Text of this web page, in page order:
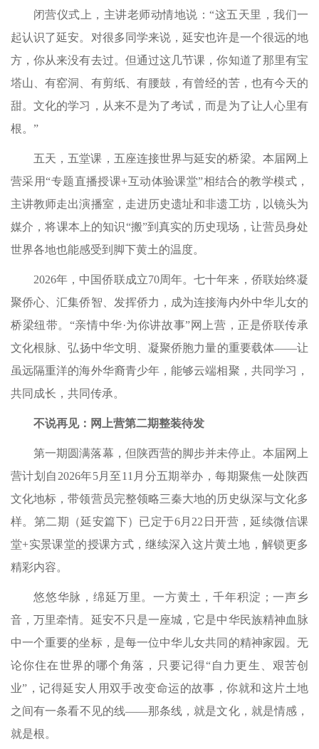
闭营仪式上，主讲老师动情地说：“这五天里，我们一
起认识了延安。对很多同学来说，延安也许是一个很远的地
方，你从来没有去过。但通过这几节课，你知道了那里有宝
塔山、有窑洞、有剪纸、有腰鼓，有曾经的苦，也有今天的
甜。文化的学习，从来不是为了考试，而是为了让人心里有
根。”
五天，五堂课，五座连接世界与延安的桥梁。本届网上
营采用“专题直播授课+互动体验课堂”相结合的教学模式，
主讲教师走出演播室，走进历史遗址和非遗工坊，以镜头为
媒介，将课本上的知识“搬”到真实的历史现场，让营员身处
世界各地也能感受到脚下黄土的温度。
2026年，中国侨联成立70周年。七十年来，侨联始终凝
聚侨心、汇集侨智、发挥侨力，成为连接海内外中华儿女的
桥梁纽带。“亲情中华·为你讲故事”网上营，正是侨联传承
文化根脉、弘扬中华文明、凝聚侨胞力量的重要载体——让
虽远隔重洋的海外华裔青少年，能够云端相聚，共同学习，
共同成长，共同传承。
不说再见：网上营第二期整装待发
第一期圆满落幕，但陕西营的脚步并未停止。本届网上
营计划自2026年5月至11月分五期举办，每期聚焦一处陕西
文化地标，带领营员完整领略三秦大地的历史纵深与文化多
样。第二期（延安篇下）已定于6月22日开营，延续微信课
堂+实景课堂的授课方式，继续深入这片黄土地，解锁更多
精彩内容。
悠悠华脉，绵延万里。一方黄土，千年积淀；一声乡
音，万里牵情。延安不只是一座城，它是中华民族精神血脉
中一个重要的坐标，是每一位中华儿女共同的精神家园。无
论你住在世界的哪个角落，只要记得“自力更生、艰苦创
业”，记得延安人用双手改变命运的故事，你就和这片土地
之间有一条看不见的线——那条线，就是文化，就是情感，
就是根。